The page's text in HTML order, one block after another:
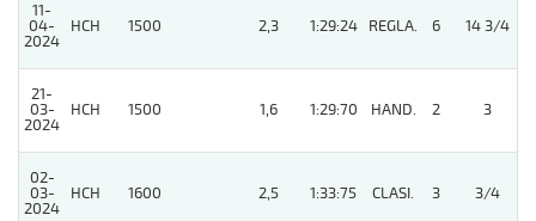
11-
04-
2024
HCH 1500 2,3 1:29:24 REGLA. 6 14 3/4
21-
03-
2024
HCH 1500 1,6 1:29:70 HAND. 2 3
02-
03-
2024
HCH 1600 2,5 1:33:75 CLASI. 3 3/4